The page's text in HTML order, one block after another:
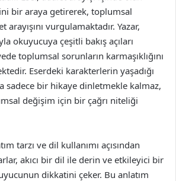
bir araya getirerek, toplumsal
vurgulamaktadır. Yazar,
okuyucuya çeşitli bakış açıları
toplumsal sorunların karmaşıklığını
Eserdeki karakterlerin yaşadığı
sadece bir hikaye dinletmekle kalmaz,
değişim için bir çağrı niteliği
tarzı ve dil kullanımı açısından
akıcı bir dil ile derin ve etkileyici bir
dikkatini çeker. Bu anlatım